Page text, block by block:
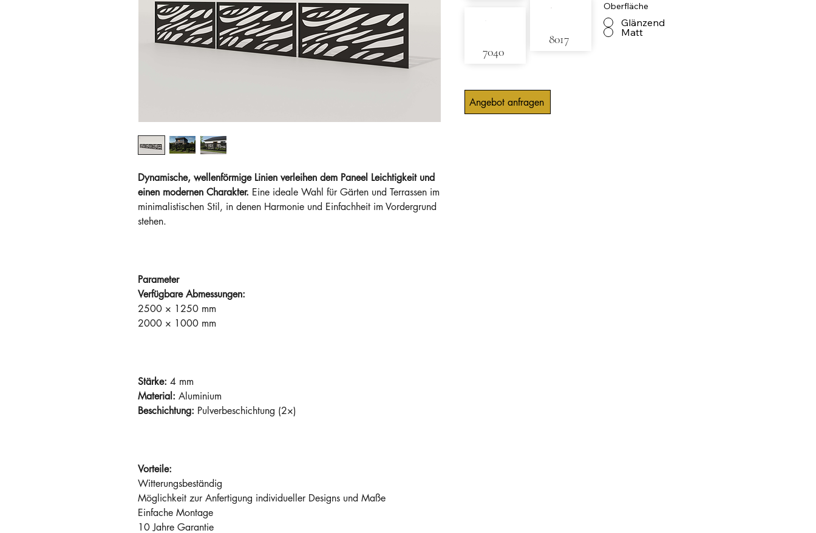
Dynamische, wellenförmige Linien verleihen dem Paneel Leichtigkeit und
einen modernen Charakter. Eine ideale Wahl für Gärten und Terrassen im
minimalistischen Stil, in denen Harmonie und Einfachheit im Vordergrund
stehen.
Parameter
Verfügbare Abmessungen:
2500 × 1250 mm
2000 × 1000 mm
Stärke: 4 mm
Material: Aluminium
Beschichtung: Pulverbeschichtung (2×)
Vorteile:
Witterungsbeständig
Möglichkeit zur Anfertigung individueller Designs und Maße
Einfache Montage
10 Jahre Garantie
7040
8017
Oberfläche
Glänzend
Matt
Angebot anfragen